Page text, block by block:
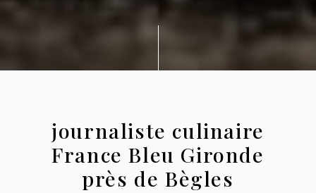
journaliste culinaire
France Bleu Gironde
près de Bègles